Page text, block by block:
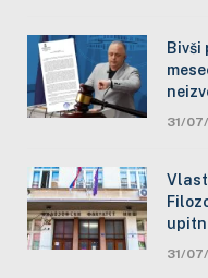
Bivši
31/
31/